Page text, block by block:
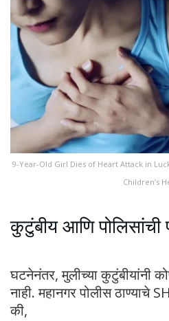
9-Year-Old Girl Dies of Heart Attack in
Children’s
कुटुंबीय आणि पोलिसांची
घटनेनंतर, मुलीच्या कुटुंबीयांनी
नाही. महानगर पोलीस ठाण्याचे
की,